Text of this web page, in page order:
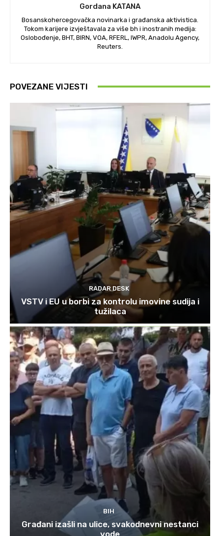
Gordana KATANA
Bosanskohercegovačka novinarka i građanska aktivistica.
Tokom karijere izvještavala za više bh i inostranih medija:
Oslobođenje, BHT, BIRN, VOA, RFERL, IWPR, Anadolu Agency,
Reuters.
POVEZANE VIJESTI
RADAR DESK
VSTV i EU u borbi za kontrolu imovine sudija i
tužilaca
BIH
Građani izašli na ulice, svakodnevni nestanci